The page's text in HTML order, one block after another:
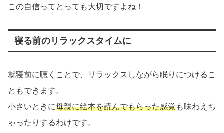
この自信ってとっても大切ですよね！
寝る前のリラックスタイムに
就寝前に聴くことで、リラックスしながら眠りにつけるこ
ともできます。
小さいときに母親に絵本を読んでもらった感覚も味わえち
ゃったりするわけです。